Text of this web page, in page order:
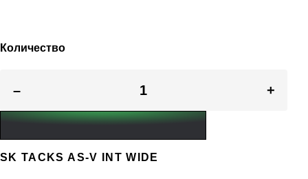
Количество
– +
SK TACKS AS-V INT WIDE